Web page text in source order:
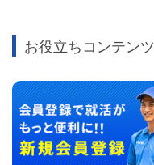
お役立ちコンテンツ